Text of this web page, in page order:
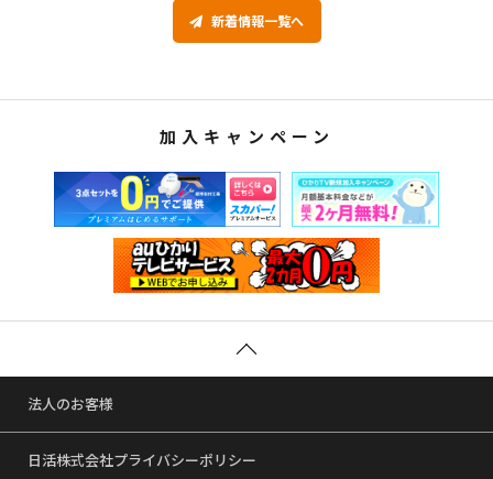
新着情報一覧へ
加入キャンペーン
法人のお客様
日活株式会社プライバシーポリシー